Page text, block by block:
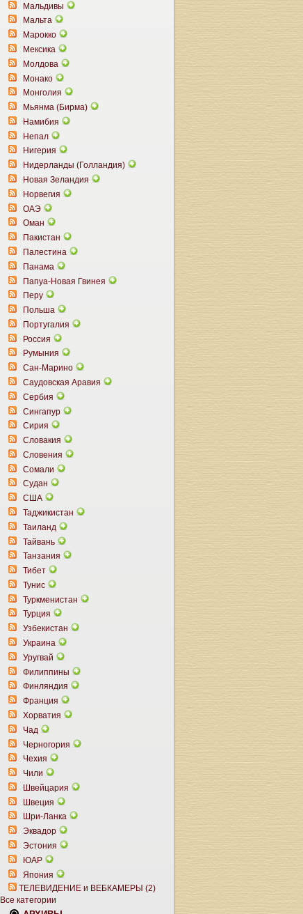
Мальдивы
Мальта
Марокко
Мексика
Молдова
Монако
Монголия
Мьянма (Бирма)
Намибия
Непал
Нигерия
Нидерланды (Голландия)
Новая Зеландия
Норвегия
ОАЭ
Оман
Пакистан
Палестина
Панама
Папуа-Новая Гвинея
Перу
Польша
Португалия
Россия
Румыния
Сан-Марино
Саудовская Аравия
Сербия
Сингапур
Сирия
Словакия
Словения
Сомали
Судан
США
Таджикистан
Таиланд
Тайвань
Танзания
Тибет
Тунис
Туркменистан
Турция
Узбекистан
Украина
Уругвай
Филиппины
Финляндия
Франция
Хорватия
Чад
Черногория
Чехия
Чили
Швейцария
Швеция
Шри-Ланка
Эквадор
Эстония
ЮАР
Япония
ТЕЛЕВИДЕНИЕ и ВЕБКАМЕРЫ (2)
Все категории